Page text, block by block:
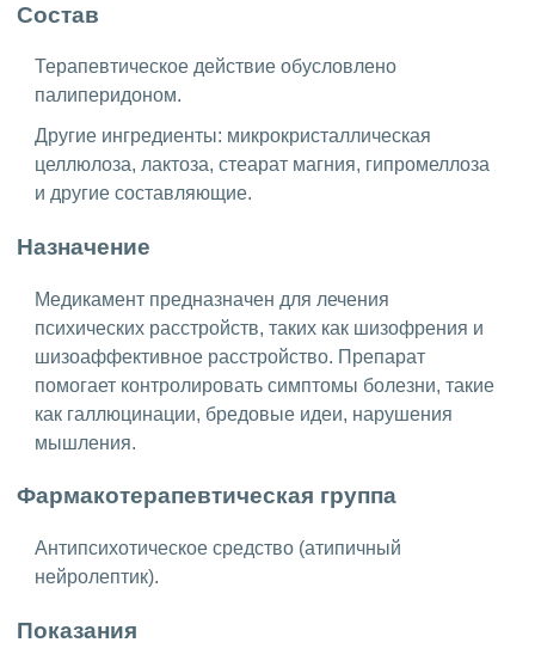
Состав
Терапевтическое действие обусловлено
палиперидоном.
Другие ингредиенты: микрокристаллическая
целлюлоза, лактоза, стеарат магния, гипромеллоза
и другие составляющие.
Назначение
Медикамент предназначен для лечения
психических расстройств, таких как шизофрения и
шизоаффективное расстройство. Препарат
помогает контролировать симптомы болезни, такие
как галлюцинации, бредовые идеи, нарушения
мышления.
Фармакотерапевтическая группа
Антипсихотическое средство (атипичный
нейролептик).
Показания